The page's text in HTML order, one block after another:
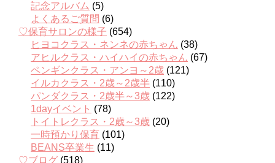
記念アルバム (5)
よくあるご質問 (6)
♡保育サロンの様子 (654)
ヒヨコクラス・ネンネの赤ちゃん (38)
アヒルクラス・ハイハイの赤ちゃん (67)
ペンギンクラス・アンヨ～2歳 (121)
イルカクラス・2歳～2歳半 (110)
パンダクラス・2歳半～3歳 (122)
1dayイベント (78)
トイトレクラス・2歳～3歳 (20)
一時預かり保育 (101)
BEANS卒業生 (11)
♡ブログ (518)